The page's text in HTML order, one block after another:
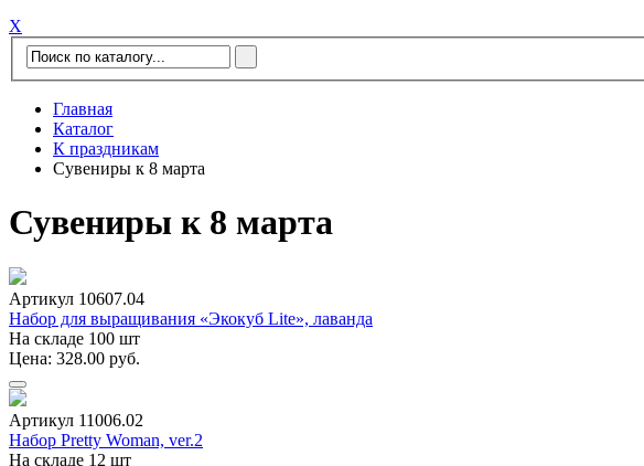
Х
Главная
Каталог
К праздникам
Сувениры к 8 марта
Сувениры к 8 марта
Артикул 10607.04
Набор для выращивания «Экокуб Lite», лаванда
На складе 100 шт
Цена: 328.00 руб.
Артикул 11006.02
Набор Pretty Woman, ver.2
На складе 12 шт